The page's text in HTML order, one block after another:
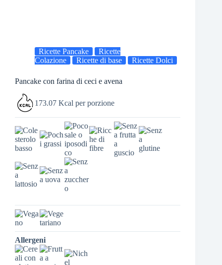
Ricette Pancake
Ricette
Colazione
Ricette di base Ricette Dolci
Pancake con farina di ceci e avena
173.07 Kcal per porzione
Allergeni